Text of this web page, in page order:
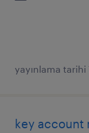
yayınlama
key account